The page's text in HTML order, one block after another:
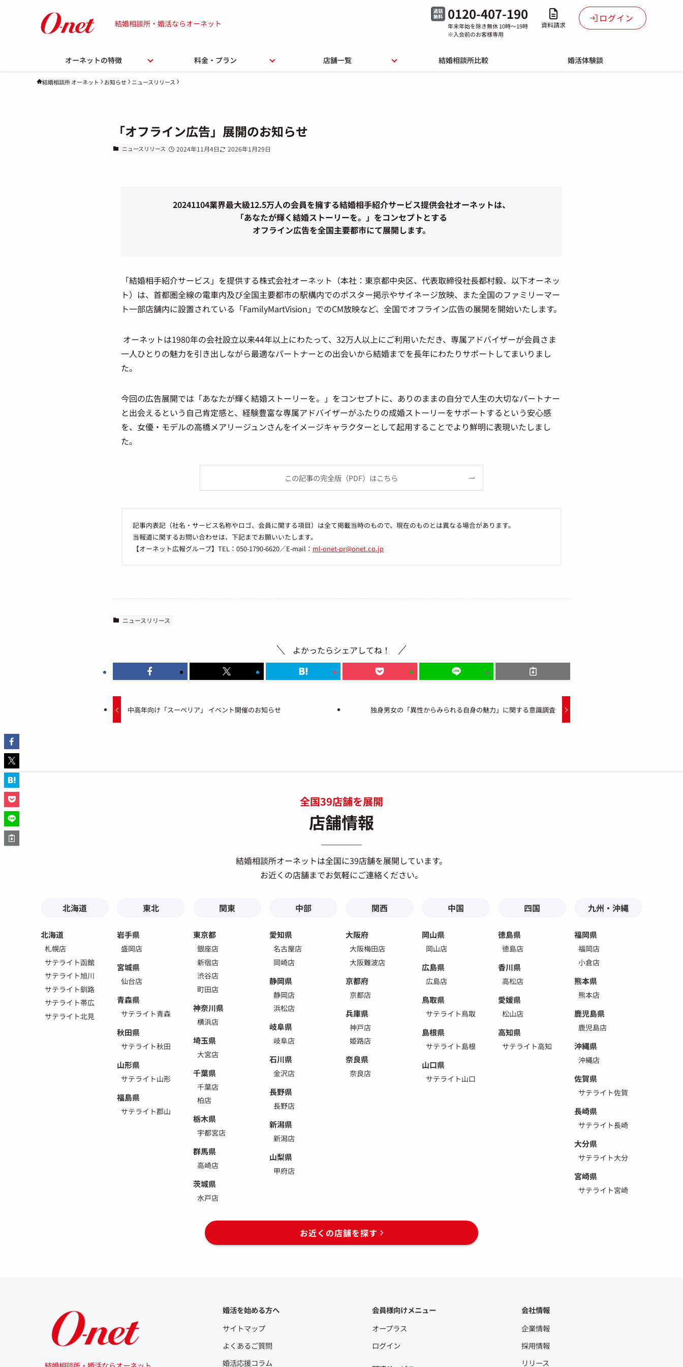
結婚相談所・婚活ならオーネット
0120-407-190
年末年始を除き無休 10時～19時
※入会前のお客様専用
資料請求
ログイン
オーネットの特徴 料金・プラン 店舗一覧 結婚相談所比較 婚活体験談
結婚相談所 オーネット お知らせ ニュースリリース
「オフライン広告」展開のお知らせ
ニュースリリース 2024年11月4日 2026年1月29日
20241104業界最大級12.5万人の会員を擁する結婚相手紹介サービス提供会社オーネットは、
「あなたが輝く結婚ストーリーを。」をコンセプトとする
オフライン広告を全国主要都市にて展開します。
「結婚相手紹介サービス」を提供する株式会社オーネット（本社：東京都中央区、代表取締役社長都村毅、以下オーネッ
ト）は、首都圏全線の電車内及び全国主要都市の駅構内でのポスター掲示やサイネージ放映、また全国のファミリーマー
ト一部店舗内に設置されている「FamilyMartVision」でのCM放映など、全国でオフライン広告の展開を開始いたします。
オーネットは1980年の会社設立以来44年以上にわたって、32万人以上にご利用いただき、専属アドバイザーが会員さま
一人ひとりの魅力を引き出しながら最適なパートナーとの出会いから結婚までを長年にわたりサポートしてまいりまし
た。
今回の広告展開では「あなたが輝く結婚ストーリーを。」をコンセプトに、ありのままの自分で人生の大切なパートナー
と出会えるという自己肯定感と、経験豊富な専属アドバイザーがふたりの成婚ストーリーをサポートするという安心感
を、女優・モデルの高橋メアリージュンさんをイメージキャラクターとして起用することでより鮮明に表現いたしまし
た。
この記事の完全版（PDF）はこちら
記事内表記（社名・サービス名称やロゴ、会員に関する項目）は全て掲載当時のもので、現在のものとは異なる場合があります。
当報道に関するお問い合わせは、下記までお願いいたします。
【オーネット広報グループ】TEL：050-1790-6620／E-mail： ml-onet-pr@onet.co.jp
ニュースリリース
よかったらシェアしてね！
中高年向け「スーペリア」 イベント開催のお知らせ 独身男女の「異性からみられる自身の魅力」に関する意識調査
全国39店舗を展開
店舗情報
結婚相談所オーネットは全国に39店舗を展開しています。
お近くの店舗までお気軽にご連絡ください。
北海道
北海道
札幌店
サテライト函館
サテライト旭川
サテライト釧路
サテライト帯広
サテライト北見
東北
岩手県
盛岡店
宮城県
仙台店
青森県
サテライト青森
秋田県
サテライト秋田
山形県
サテライト山形
福島県
サテライト郡山
関東
東京都
銀座店
新宿店
渋谷店
町田店
神奈川県
横浜店
埼玉県
大宮店
千葉県
千葉店
柏店
栃木県
宇都宮店
群馬県
高崎店
茨城県
水戸店
中部
愛知県
名古屋店
岡崎店
静岡県
静岡店
浜松店
岐阜県
岐阜店
石川県
金沢店
長野県
長野店
新潟県
新潟店
山梨県
甲府店
関西
大阪府
大阪梅田店
大阪難波店
京都府
京都店
兵庫県
神戸店
姫路店
奈良県
奈良店
中国
岡山県
岡山店
広島県
広島店
鳥取県
サテライト鳥取
島根県
サテライト島根
山口県
サテライト山口
四国
徳島県
徳島店
香川県
高松店
愛媛県
松山店
高知県
サテライト高知
九州・沖縄
福岡県
福岡店
小倉店
熊本県
熊本店
鹿児島県
鹿児島店
沖縄県
沖縄店
佐賀県
サテライト佐賀
長崎県
サテライト長崎
大分県
サテライト大分
宮崎県
サテライト宮崎
お近くの店舗を探す
婚活を始める方へ
サイトマップ
よくあるご質問
婚活応援コラム
会員様向けメニュー
オープラス
ログイン
会社情報
企業情報
採用情報
リリース